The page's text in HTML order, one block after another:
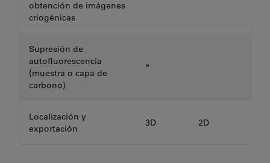
obtención de imágenes
criogénicas
Supresión de
autofluorescencia
(muestra o capa de
carbono)
*
Localización y
exportación
3D 2D